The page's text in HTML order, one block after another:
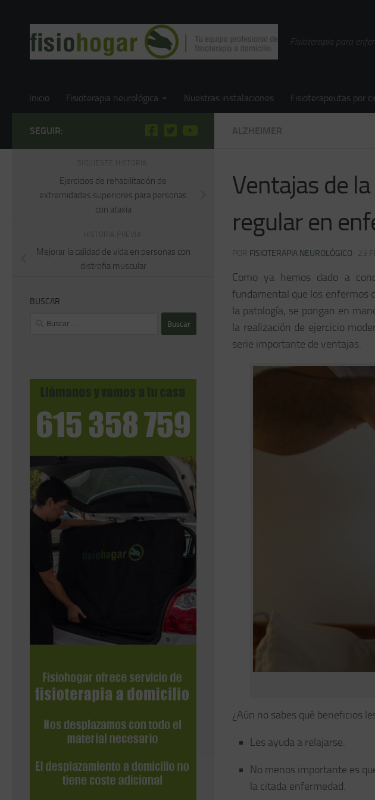
Fisioterapia para
Inicio Fisioterapia neurológica Nuestras instalaciones Fisioterapeutas por
ALZHEIMER
Ventajas de
regular en
POR FISIOTERAPIA NEUROLÓGICO · 23
Como ya hemos dado a
fundamental que los enfermos
la patología, se pongan en
la realización de ejercicio
serie importante de ventajas.
¿Aún no sabes qué beneficios
Les ayuda a relajarse.
No menos importante es
la citada enfermedad.
SEGUIR:
Ejercicios de rehabilitación de
extremidades superiores para personas
con ataxia
Mejorar la calidad de vida en personas con
distrofia muscular
BUSCAR
Buscar: